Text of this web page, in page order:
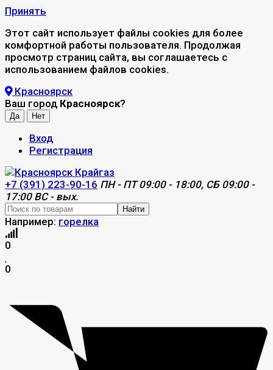
Принять
Этот сайт использует файлы cookies для более
комфортной работы пользователя. Продолжая
просмотр страниц сайта, вы соглашаетесь с
использованием файлов cookies.
Красноярск
Ваш город Красноярск?
Вход
Регистрация
+7 (391) 223-90-16 ПН - ПТ 09:00 - 18:00, СБ 09:00 -
17:00 ВС - вых.
Найти
Например: горелка
0
0